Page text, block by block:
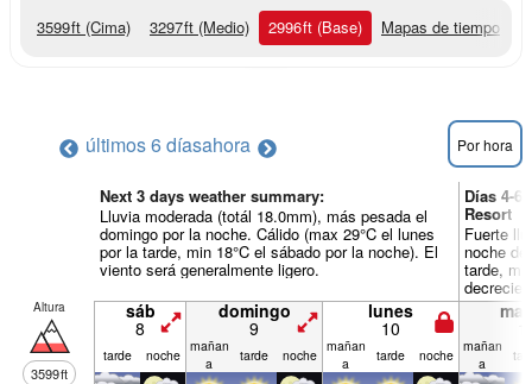
3599ft (Cima) 3297ft (Medio) 2996ft (Base) Mapas de tiempo
últimos 6 díasahora Por hora
Next 3 days weather summary:
Lluvia moderada (totál 18.0mm), más pesada el
domingo por la noche. Cálido (max 29°C el lunes
por la tarde, min 18°C el sábado por la noche). El
viento será generalmente ligero.
Días 4-6
Resort
Fuerte
noche
tarde,
por la
mañana
Altura
3599ft
sáb
8
domingo
9
lunes
10
tarde noche mañan
a
tarde noche mañan
a
tarde noche mañan
a